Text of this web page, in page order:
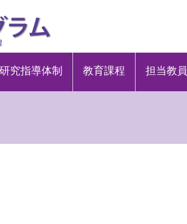
研究指導体制 教育課程 担当教員